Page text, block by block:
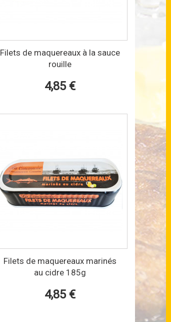
Filets de maquereaux à la sauce
rouille
4,85 €
Filets de maquereaux marinés
au cidre 185g
4,85 €